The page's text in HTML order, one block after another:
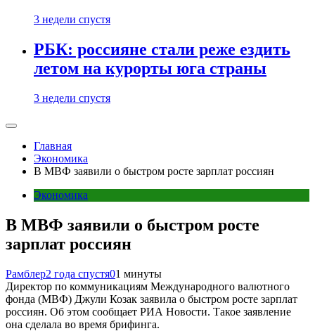
3 недели спустя
РБК: россияне стали реже ездить
летом на курорты юга страны
3 недели спустя
Главная
Экономика
В МВФ заявили о быстром росте зарплат россиян
Экономика
В МВФ заявили о быстром росте
зарплат россиян
Рамблер2 года спустя01 минуты
Директор по коммуникациям Международного валютного
фонда (МВФ) Джули Козак заявила о быстром росте зарплат
россиян. Об этом сообщает РИА Новости. Такое заявление
она сделала во время брифинга.